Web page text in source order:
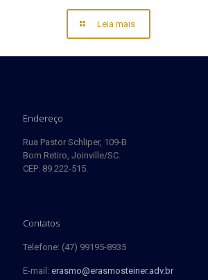
Leia mais
Endereço
Rua Pastor Schliper, 109-B
Bom Retiro, Joinville/SC.
CEP: 89.222-515.
Contatos
Telefone: (47) 99195-8935
E-mail: erasmo@erasmosteiner.adv.br